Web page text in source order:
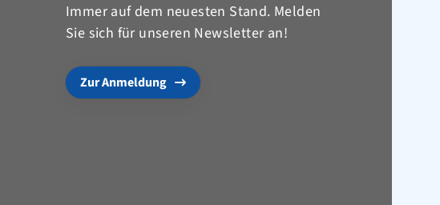
Immer auf dem neuesten Stand. Melden
Sie sich für unseren Newsletter an!
Zur Anmeldung